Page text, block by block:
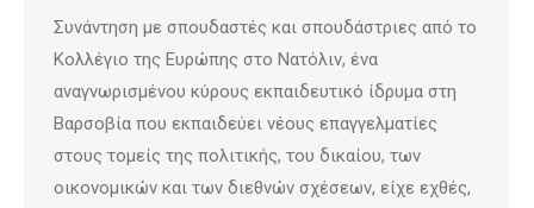
Συνάντηση με σπουδαστές και σπουδάστριες από το
Κολλέγιο της Ευρώπης στο Νατόλιν, ένα
αναγνωρισμένου κύρους εκπαιδευτικό ίδρυμα στη
Βαρσοβία που εκπαιδεύει νέους επαγγελματίες
στους τομείς της πολιτικής, του δικαίου, των
οικονομικών και των διεθνών σχέσεων, είχε εχθές,